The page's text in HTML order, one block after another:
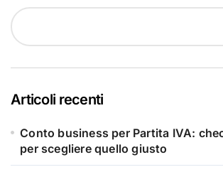
Articoli recenti
Conto business per Partita IVA:
per scegliere quello giusto